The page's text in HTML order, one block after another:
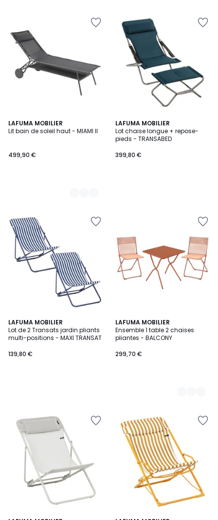
LAFUMA MOBILIER
Lit bain de soleil haut - MIAMI II
499,90 €
2
Couleurs
LAFUMA MOBILIER
Lot chaise longue + repose-
pieds - TRANSABED
399,80 €
LAFUMA MOBILIER
Lot de 2 Transats jardin pliants
multi-positions - MAXI TRANSAT
139,80 €
LAFUMA MOBILIER
Ensemble 1 table 2 chaises
pliantes - BALCONY
299,70 €
4
Couleurs